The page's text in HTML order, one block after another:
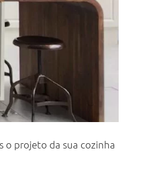
o projeto da sua cozinha